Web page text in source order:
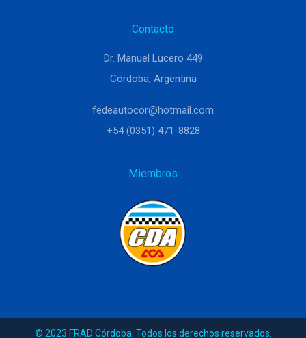
Contacto
Dr. Manuel Lucero 449
Córdoba, Argentina
fedeautocor@hotmail.com
+54 (0351) 471-8828
Miembros
© 2023 FRAD Córdoba. Todos los derechos reservados.